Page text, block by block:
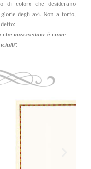
di coloro che desiderano
degli avi. Non a torto,
che nascessimo, è come